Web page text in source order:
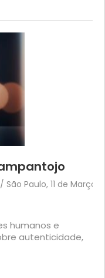
Paulo, 11 de Março
humanos e
autenticidade,